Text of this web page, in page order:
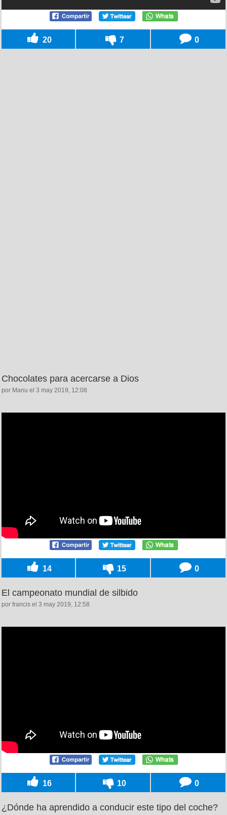
20 7 0
Chocolates para acercarse a Dios
por Manu el 3 may 2019, 12:08
14 15 0
El campeonato mundial de silbido
por francis el 3 may 2019, 12:58
16 10 0
¿Dónde ha aprendido a conducir este tipo del coche?